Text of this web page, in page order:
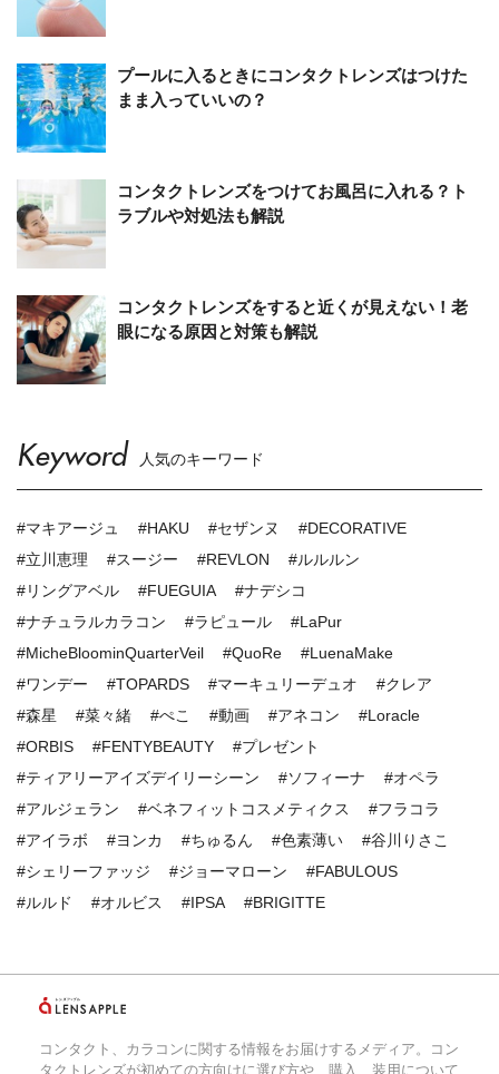
プールに入るときにコンタクトレンズはつけた
まま入っていいの？
コンタクトレンズをつけてお風呂に入れる？ト
ラブルや対処法も解説
コンタクトレンズをすると近くが見えない！老
眼になる原因と対策も解説
Keyword 人気のキーワード
#マキアージュ #HAKU #セザンヌ
#DECORATIVE
#立川恵理
#スージー #REVLON
#ルルルン
#リングアベル
#FUEGUIA
#ナデシコ
#ナチュラルカラコン
#ラピュール
#LaPur
#MicheBloominQuarterVeil
#QuoRe
#LuenaMake
#ワンデー
#TOPARDS #マーキュリーデュオ
#クレア
#森星
#菜々緒 #ぺこ #動画 #アネコン
#Loracle
#ORBIS
#FENTYBEAUTY
#プレゼント
#ティアリーアイズデイリーシーン
#ソフィーナ
#オペラ
#アルジェラン
#ベネフィットコスメティクス
#フラコラ
#アイラボ
#ヨンカ #ちゅるん #色素薄い
#谷川りさこ
#シェリーファッジ
#ジョーマローン
#FABULOUS
#ルルド
#オルビス #IPSA #BRIGITTE
コンタクト、カラコンに関する情報をお届けするメディア。コン
タクトレンズが初めての方向けに選び方や、購入、装用について